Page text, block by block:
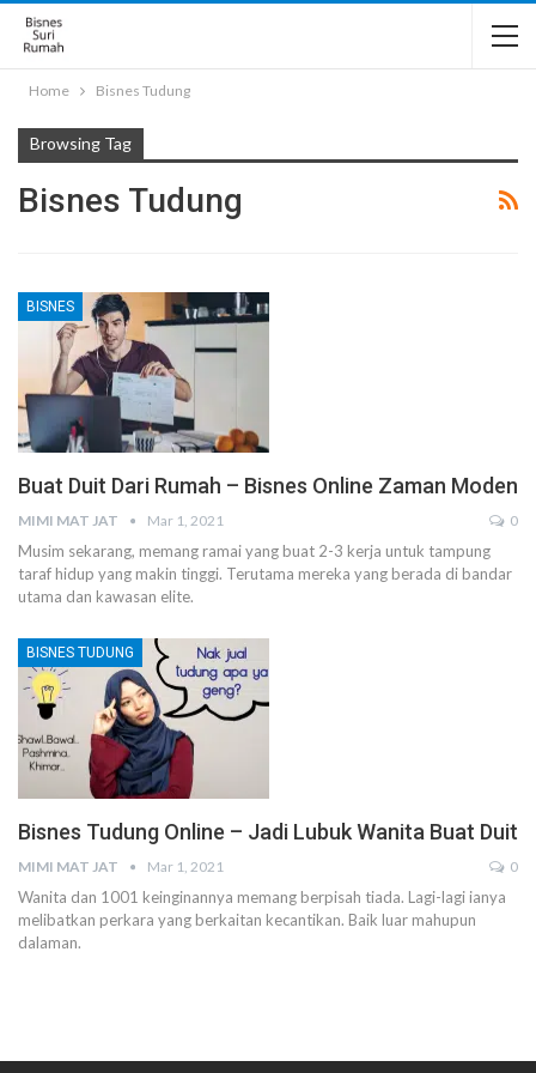
Home Bisnes Tudung
Browsing Tag
Bisnes Tudung
BISNES
Buat Duit Dari Rumah – Bisnes Online Zaman Moden
MIMI MAT JAT Mar 1, 2021 0
Musim sekarang, memang ramai yang buat 2-3 kerja untuk tampung
taraf hidup yang makin tinggi. Terutama mereka yang berada di bandar
utama dan kawasan elite.
BISNES TUDUNG
Bisnes Tudung Online – Jadi Lubuk Wanita Buat Duit
MIMI MAT JAT Mar 1, 2021 0
Wanita dan 1001 keinginannya memang berpisah tiada. Lagi-lagi ianya
melibatkan perkara yang berkaitan kecantikan. Baik luar mahupun
dalaman.